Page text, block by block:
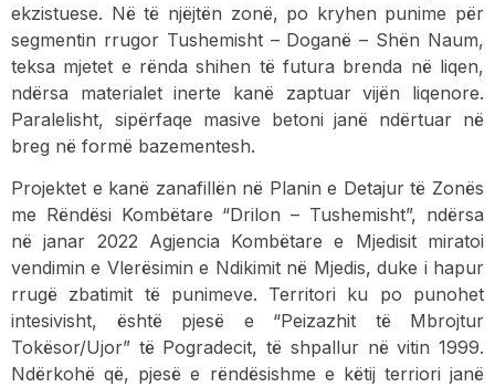
ekzistuese. Në të njëjtën zonë, po kryhen punime për
segmentin rrugor Tushemisht – Doganë – Shën Naum,
teksa mjetet e rënda shihen të futura brenda në liqen,
ndërsa materialet inerte kanë zaptuar vijën liqenore.
Paralelisht, sipërfaqe masive betoni janë ndërtuar në
breg në formë bazementesh.
Projektet e kanë zanafillën në Planin e Detajur të Zonës
me Rëndësi Kombëtare “Drilon – Tushemisht”, ndërsa
në janar 2022 Agjencia Kombëtare e Mjedisit miratoi
vendimin e Vlerësimin e Ndikimit në Mjedis, duke i hapur
rrugë zbatimit të punimeve. Territori ku po punohet
intesivisht, është pjesë e “Peizazhit të Mbrojtur
Tokësor/Ujor” të Pogradecit, të shpallur në vitin 1999.
Ndërkohë që, pjesë e rëndësishme e këtij terriori janë